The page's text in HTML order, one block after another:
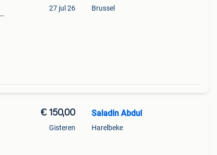
27 jul 26 Brussel
€ 150,00
Gisteren
Saladin Abdul
Harelbeke